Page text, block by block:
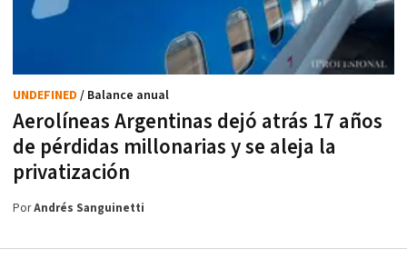
Aerolíneas Argentinas dejó atrás 17 años
de pérdidas millonarias y se aleja la
privatización
UNDEFINED / Balance anual
PorAndrés Sanguinetti